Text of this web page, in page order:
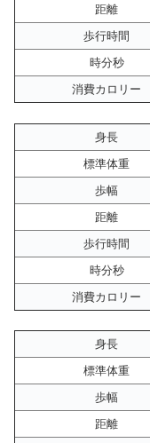
距離
歩行時間
時分秒
消費カロリー
身長
標準体重
歩幅
距離
歩行時間
時分秒
消費カロリー
身長
標準体重
歩幅
距離